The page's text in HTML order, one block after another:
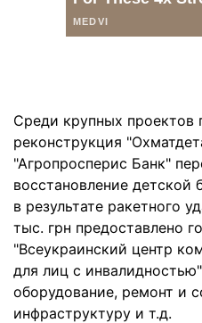
Среди крупных
реконструкция
"Агропросперис Банк"
восстановление
в результате ракетного
тыс. грн предоставлено
"Всеукраинский центр
для лиц с
оборудование, ремонт и
инфраструктуру и т.д.